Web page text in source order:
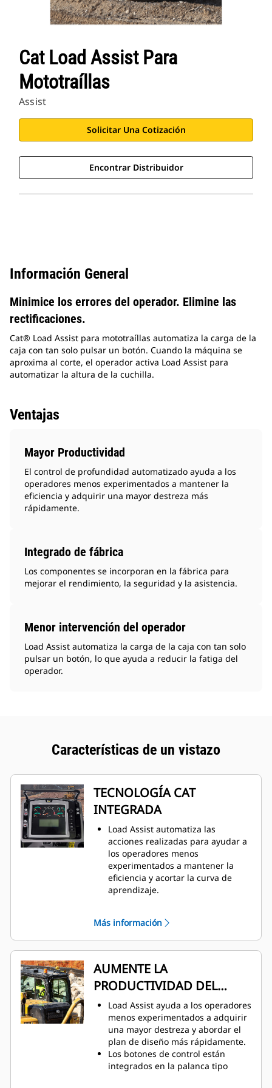
Cat Load Assist Para
Mototraíllas
Assist
Solicitar Una Cotización
Encontrar Distribuidor
Información General
Minimice los errores del operador. Elimine las
rectificaciones.
Cat® Load Assist para mototraíllas automatiza la carga de la
caja con tan solo pulsar un botón. Cuando la máquina se
aproxima al corte, el operador activa Load Assist para
automatizar la altura de la cuchilla.
Ventajas
Mayor Productividad
El control de profundidad automatizado ayuda a los
operadores menos experimentados a mantener la
eficiencia y adquirir una mayor destreza más
rápidamente.
Integrado de fábrica
Los componentes se incorporan en la fábrica para
mejorar el rendimiento, la seguridad y la asistencia.
Menor intervención del operador
Load Assist automatiza la carga de la caja con tan solo
pulsar un botón, lo que ayuda a reducir la fatiga del
operador.
Características de un vistazo
TECNOLOGÍA CAT
INTEGRADA
Load Assist automatiza las
acciones realizadas para ayudar a
los operadores menos
experimentados a mantener la
eficiencia y acortar la curva de
aprendizaje.
y arrastre, carga por empuje y
autocarga se simplificarán para los
nuevos operadores que utilicen
Load Assist.
Load Assist utiliza un sensor de
velocidad GPS e información
adicional de la máquina para
controlar la profundidad de la
cuchilla durante la secuencia de
carga.
Trabaje con confianza y sin
estimaciones gracias a la
integración de los sistemas Load
Más información
AUMENTE LA
PRODUCTIVIDAD DEL
OPERADOR
Load Assist ayuda a los operadores
menos experimentados a adquirir
una mayor destreza y abordar el
plan de diseño más rápidamente.
Los botones de control están
integrados en la palanca tipo